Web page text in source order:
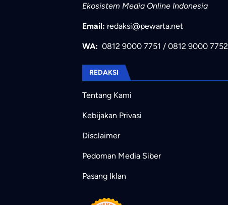
Ekosistem Media Online Indonesia
Email: redaksi@pewarta.net
WA: 0812 9000 7751 / 0812 9000 7752
REDAKSI
Tentang Kami
Kebijakan Privasi
Disclaimer
Pedoman Media Siber
Pasang Iklan